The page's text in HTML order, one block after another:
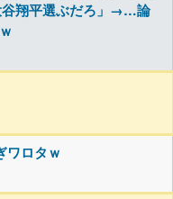
谷翔平選ぶだろ」→…論
ワロタｗ